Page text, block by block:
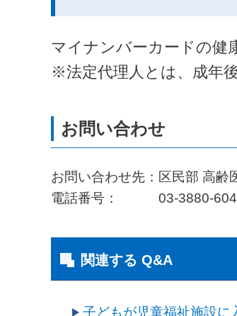
マイナンバーカードの健
※法定代理人とは、成年
お問い合わせ先：区民部 高齢
電話番号： 03-3880-6041
関連する Q&A
子どもが児童福祉施設に